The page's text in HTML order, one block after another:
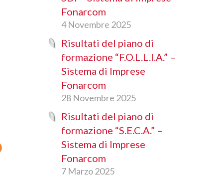
Fonarcom
4 Novembre 2025
Risultati del piano di
formazione “F.O.L.L.I.A.” –
Sistema di Imprese
Fonarcom
28 Novembre 2025
Risultati del piano di
formazione “S.E.C.A.” –
Sistema di Imprese
Fonarcom
7 Marzo 2025